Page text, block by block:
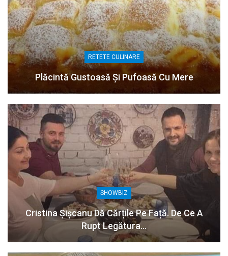
RETETE CULINARE
Plăcintă Gustoasă Și Pufoasă Cu Mere
SHOWBIZ
Cristina Șișcanu Dă Cărțile Pe Față. De Ce A
Rupt Legătura…